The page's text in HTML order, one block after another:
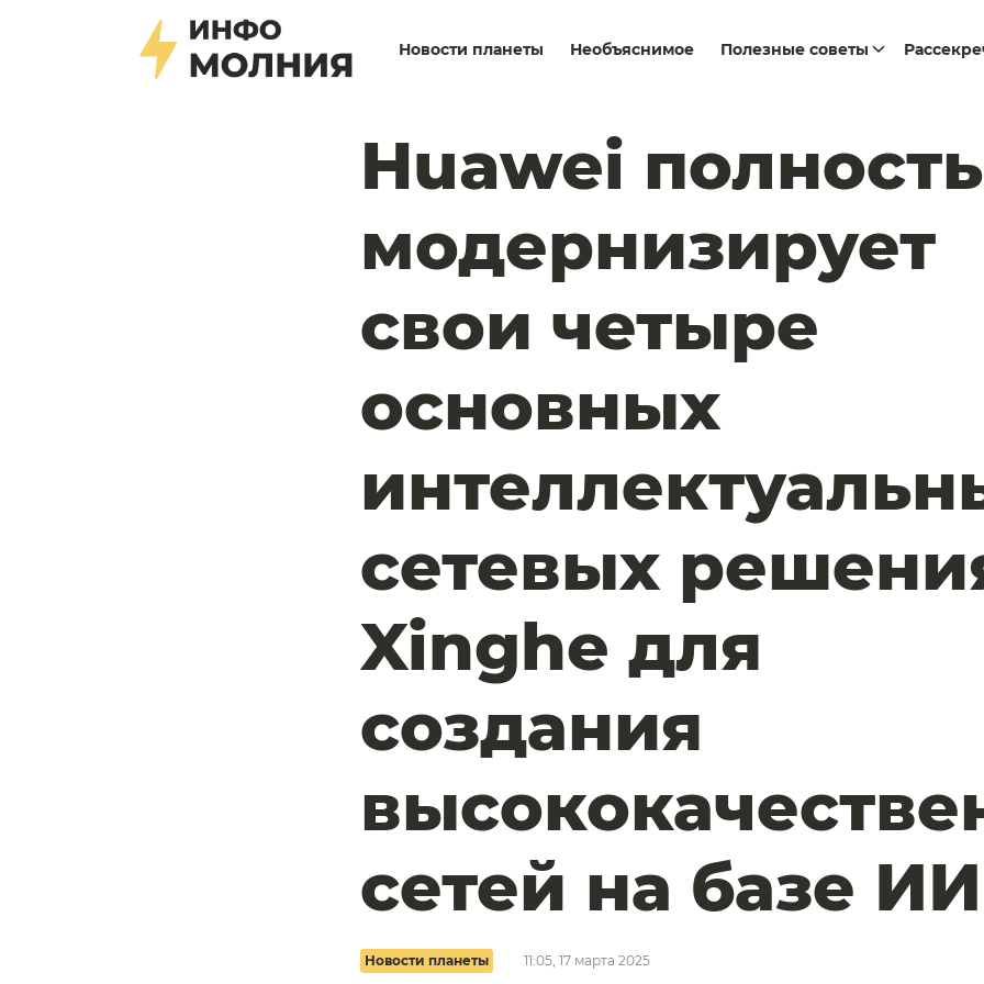
Новости планеты Необъяснимое Полезные советы
Huawei
модернизирует
свои четыре
основных
сетевых
Xinghe для
создания
сетей на базе ИИ
Новости планеты 11:05, 17 марта 2025